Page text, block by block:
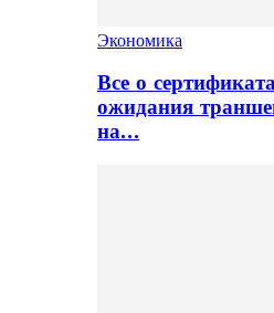
Экономика
Все о
ожидания
на…